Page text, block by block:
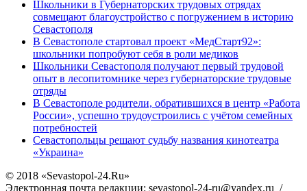
Школьники в Губернаторских трудовых отрядах
совмещают благоустройство с погружением в историю
Севастополя
В Севастополе стартовал проект «МедСтарт92»:
школьники попробуют себя в роли медиков
Школьники Севастополя получают первый трудовой
опыт в лесопитомнике через губернаторские трудовые
отряды
В Севастополе родители, обратившихся в центр «Работа
России», успешно трудоустроились с учётом семейных
потребностей
Севастопольцы решают судьбу названия кинотеатра
«Украина»
© 2018 «Sevastopol-24.Ru»
Электронная почта редакции: sevastopol-24-ru@yandex.ru /